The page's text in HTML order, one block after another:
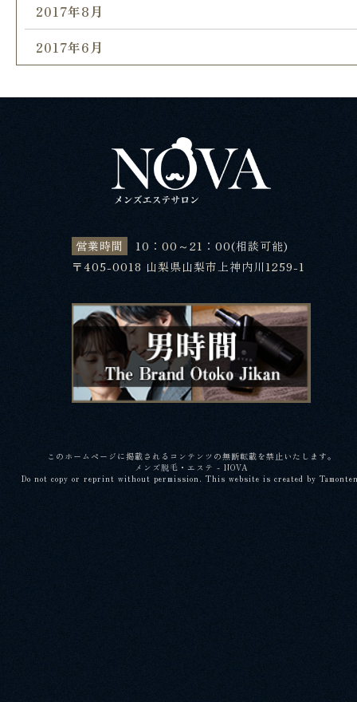
2017年8月
2017年6月
営業時間
10：00～21：00(相談可能)
〒405-0018 山梨県山梨市上神内川1259-1
このホームページに掲載されるコンテンツの無断転載を禁止いたします。
メンズ脱毛・エステ - NOVA
Do not copy or reprint without permission. This website is created by